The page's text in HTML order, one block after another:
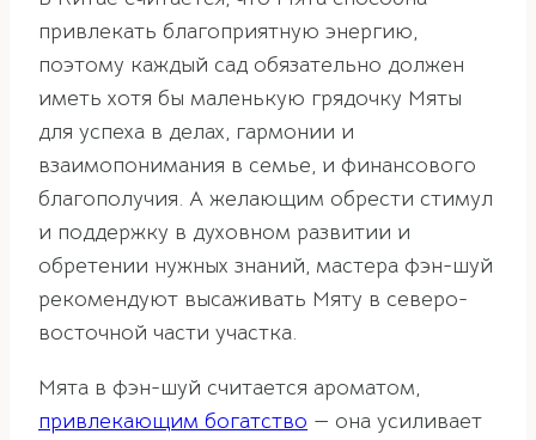
привлекать благоприятную энергию,
поэтому каждый сад обязательно должен
иметь хотя бы маленькую грядочку Мяты
для успеха в делах, гармонии и
взаимопонимания в семье, и финансового
благополучия. А желающим обрести стимул
и поддержку в духовном развитии и
обретении нужных знаний, мастера фэн-шуй
рекомендуют высаживать Мяту в северо-
восточной части участка.
Мята в фэн-шуй считается ароматом,
привлекающим богатство — она усиливает